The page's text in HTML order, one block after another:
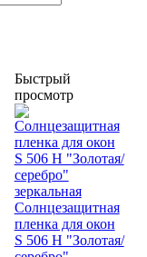
Быстрый
просмотр
Солнцезащитная
пленка для окон
S 506 H "Золотая/